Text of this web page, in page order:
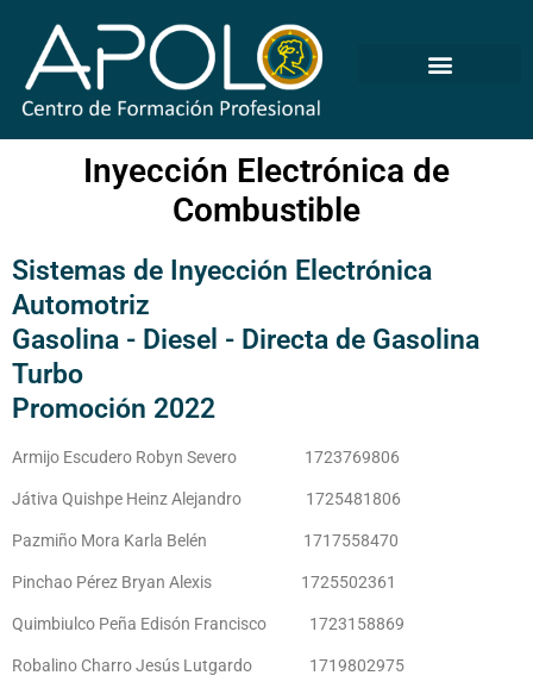
Inyección Electrónica de
Combustible
Sistemas de Inyección Electrónica
Automotriz
Gasolina - Diesel - Directa de Gasolina
Turbo
Promoción 2022
Armijo Escudero Robyn Severo 1723769806
Játiva Quishpe Heinz Alejandro 1725481806
Pazmiño Mora Karla Belén 1717558470
Pinchao Pérez Bryan Alexis 1725502361
Quimbiulco Peña Edisón Francisco 1723158869
Robalino Charro Jesús Lutgardo 1719802975